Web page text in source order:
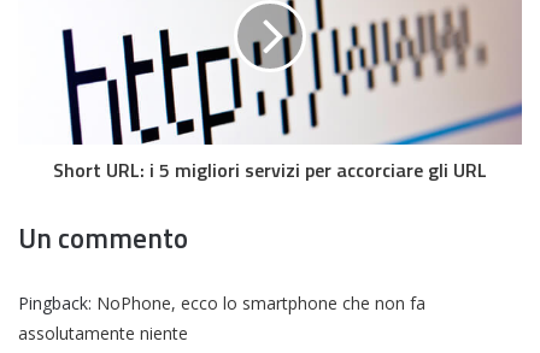
Short URL: i 5 migliori servizi per accorciare gli URL
Un commento
Pingback: NoPhone, ecco lo smartphone che non fa
assolutamente niente